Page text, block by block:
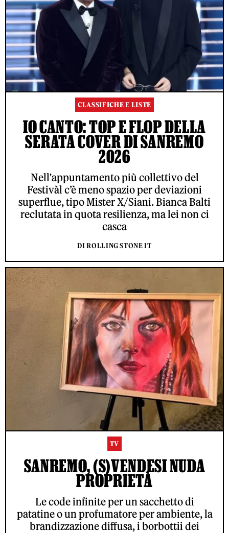
CLASSIFICHE E LISTE
IO CANTO: TOP E FLOP DELLA
SERATA COVER DI SANREMO
2026
Nell'appuntamento più collettivo del
Festivàl c’è meno spazio per deviazioni
superflue, tipo Mister X/Siani. Bianca Balti
reclutata in quota resilienza, ma lei non ci
casca
DI ROLLING STONE IT
TV
SANREMO, (S)VENDESI NUDA
PROPRIETÀ
Le code infinite per un sacchetto di
patatine o un profumatore per ambiente, la
brandizzazione diffusa, i borbottii dei
ACCETTO LE NORME SUL TRATTAMENTO DEI DATI E
L'INVIO DELLA NEWSLETTER DI RS